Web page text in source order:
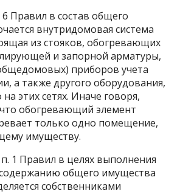
6 Правил в состав общего
внутридомовая система
из стояков, обогревающих
и запорной арматуры,
приборов учета
а также другого оборудования,
этих сетях. Иначе говоря,
обогревающий элемент
только одно помещение,
имуществу.
п. 1 Правил в целях выполнения
общего имущества
собственниками